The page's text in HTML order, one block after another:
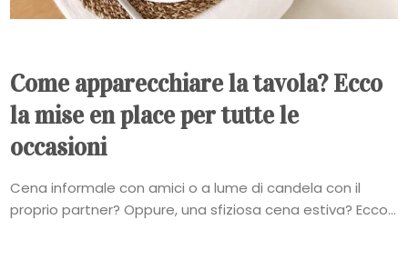
Come apparecchiare la tavola? Ecco
la mise en place per tutte le
occasioni
Cena informale con amici o a lume di candela con il
proprio partner? Oppure, una sfiziosa cena estiva? Ecco...